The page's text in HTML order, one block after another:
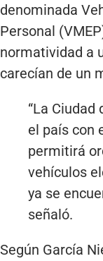
denominada
Personal
normatividad a
carecían de un
“La
el país con
permitirá
vehículos
ya se
señaló.
Según García